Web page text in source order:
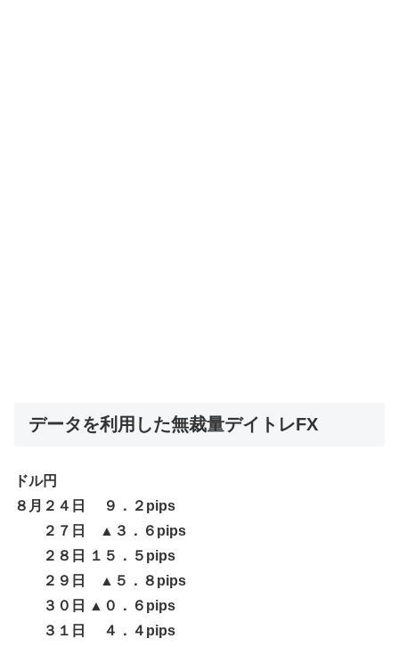
データを利用した無裁量デイトレFX
ドル円
８月２４日 ９．２pips
２７日 ▲３．６pips
２８日 １５．５pips
２９日 ▲５．８pips
３０日 ▲０．６pips
３１日 ４．４pips